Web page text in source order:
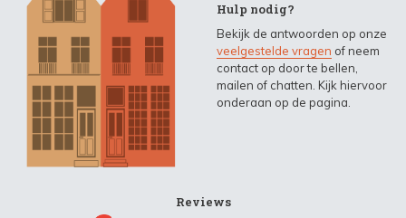
Hulp nodig?
Bekijk de antwoorden op onze
veelgestelde vragen of neem
contact op door te bellen,
mailen of chatten. Kijk hiervoor
onderaan op de pagina.
Reviews